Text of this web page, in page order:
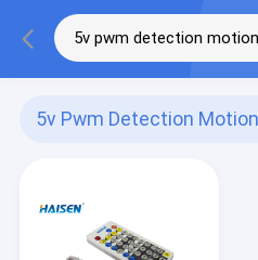
5v Pwm Detection